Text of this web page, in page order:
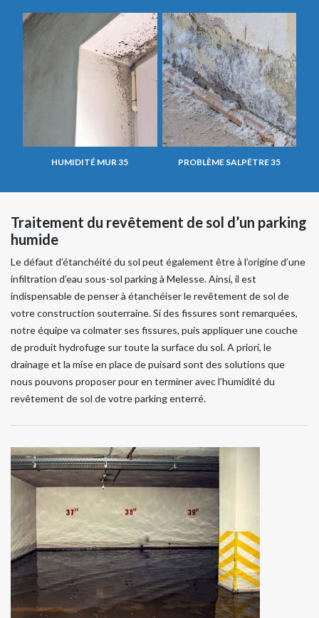
HUMIDITÉ MUR 35 PROBLÈME SALPÊTRE 35
Traitement du revêtement de sol d’un parking
humide
Le défaut d’étanchéité du sol peut également être à l’origine d’une
infiltration d’eau sous-sol parking à Melesse. Ainsi, il est
indispensable de penser à étanchéiser le revêtement de sol de
votre construction souterraine. Si des fissures sont remarquées,
notre équipe va colmater ses fissures, puis appliquer une couche
de produit hydrofuge sur toute la surface du sol. A priori, le
drainage et la mise en place de puisard sont des solutions que
nous pouvons proposer pour en terminer avec l’humidité du
revêtement de sol de votre parking enterré.